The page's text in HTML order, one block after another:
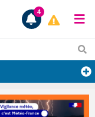
4